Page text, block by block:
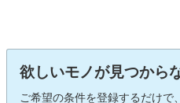
欲しいモノが見つから
ご希望の条件を登録するだけで